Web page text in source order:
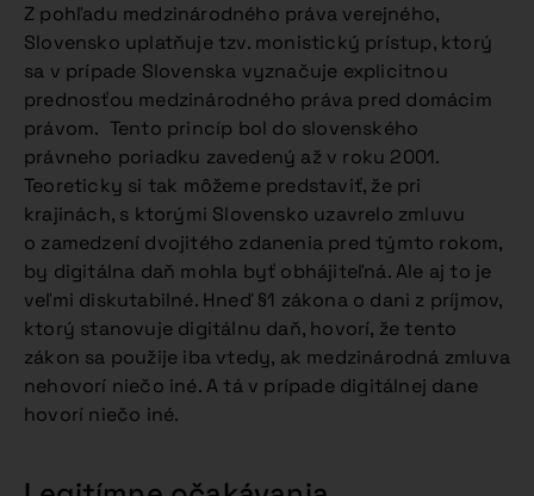
Z pohľadu medzinárodného práva verejného,
Slovensko uplatňuje tzv. monistický prístup, ktorý
sa v prípade Slovenska vyznačuje explicitnou
prednosťou medzinárodného práva pred domácim
právom. Tento princíp bol do slovenského
právneho poriadku zavedený až v roku 2001.
Teoreticky si tak môžeme predstaviť, že pri
krajinách, s ktorými Slovensko uzavrelo zmluvu
o zamedzení dvojitého zdanenia pred týmto rokom,
by digitálna daň mohla byť obhájiteľná. Ale aj to je
veľmi diskutabilné. Hneď §1 zákona o dani z príjmov,
ktorý stanovuje digitálnu daň, hovorí, že tento
zákon sa použije iba vtedy, ak medzinárodná zmluva
nehovorí niečo iné. A tá v prípade digitálnej dane
hovorí niečo iné.